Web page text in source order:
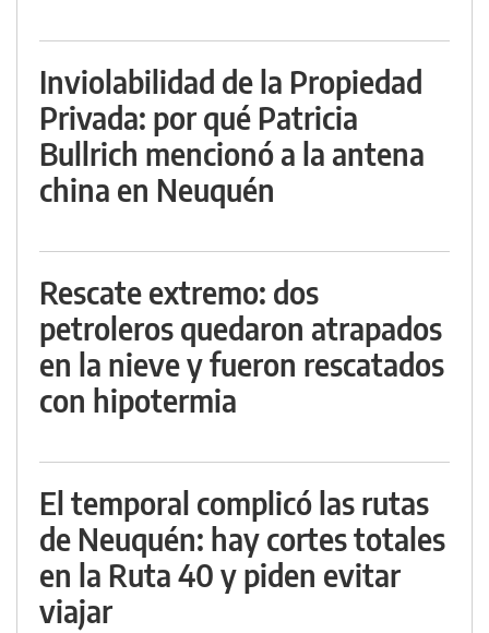
Inviolabilidad de la Propiedad
Privada: por qué Patricia
Bullrich mencionó a la antena
china en Neuquén
Rescate extremo: dos
petroleros quedaron atrapados
en la nieve y fueron rescatados
con hipotermia
El temporal complicó las rutas
de Neuquén: hay cortes totales
en la Ruta 40 y piden evitar
viajar